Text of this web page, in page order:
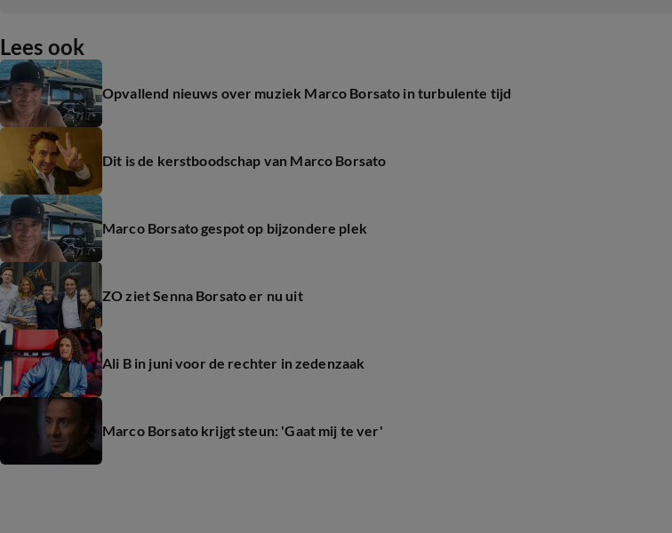
Lees ook
Opvallend nieuws over muziek Marco Borsato in turbulente tijd
Dit is de kerstboodschap van Marco Borsato
Marco Borsato gespot op bijzondere plek
ZO ziet Senna Borsato er nu uit
Ali B in juni voor de rechter in zedenzaak
Marco Borsato krijgt steun: 'Gaat mij te ver'